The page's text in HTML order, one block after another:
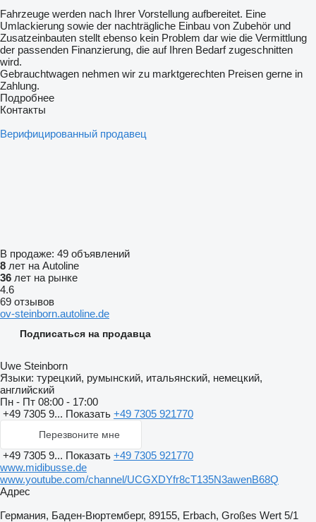
Fahrzeuge werden nach Ihrer Vorstellung aufbereitet. Eine
Umlackierung sowie der nachträgliche Einbau von Zubehör und
Zusatzeinbauten stellt ebenso kein Problem dar wie die Vermittlung
der passenden Finanzierung, die auf Ihren Bedarf zugeschnitten
wird.
Gebrauchtwagen nehmen wir zu marktgerechten Preisen gerne in
Zahlung.
Подробнее
Контакты
Верифицированный продавец
В продаже: 49 объявлений
8 лет на Autoline
36 лет на рынке
4.6
69 отзывов
ov-steinborn.autoline.de
Подписаться на продавца
Uwe Steinborn
Языки: турецкий, румынский, итальянский, немецкий,
английский
Пн - Пт 08:00 - 17:00
+49 7305 9... Показать +49 7305 921770
Перезвоните мне
+49 7305 9... Показать +49 7305 921770
www.midibusse.de
www.youtube.com/channel/UCGXDYfr8cT135N3awenB68Q
Адрес
Германия, Баден-Вюртемберг, 89155, Erbach, Großes Wert 5/1